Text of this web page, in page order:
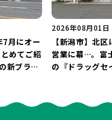
7月にオー
めてご紹
新ブラン
2026年08月01日
【新潟市】北
営業に幕…。富
の『ドラッグセ